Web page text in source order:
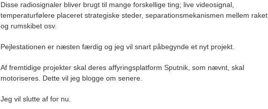
Disse radiosignaler bliver brugt til mange forskellige ting; live videosignal,
temperaturfølere placeret strategiske steder, separationsmekanismen mellem raket
og rumskibet osv.
Pejlestationen er næsten færdig og jeg vil snart påbegynde et nyt projekt.
Af fremtidige projekter skal deres affyringsplatform Sputnik, som nævnt, skal
motoriseres. Dette vil jeg blogge om senere.
Jeg vil slutte af for nu.